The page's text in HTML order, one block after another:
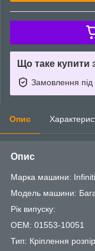
Що таке купити
Замовлення під
Опис
Опис
Марка машини: Infiniti
Модель машини:
Рік випуску:
OEM: 01553-10051
Тип: Кріплення